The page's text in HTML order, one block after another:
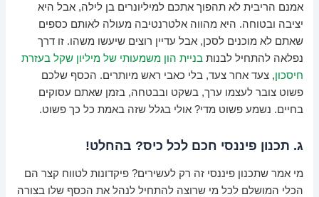
אמנם הריבית לא תהפוך אתכם למיליונרים בן לילה, אבל היא
יציבה ובטוחה. היא מהווה אלטרנטיבה מעולה לאותם כספים
שאתם לא מוכנים לסכן, אבל עדיין רוצים שיעשו משהו. זו דרך
נפלאה להתחיל לבנותבניית הון משמעותי של מיליון שקל בעזרת
חיסכון, צעד אחר צעד, בלי כאבי ראש מיותרים. הכסף שלכם
פשוט צובר לעצמו ערך, בשקט ובבטחה, בזמן שאתם עסוקים
בחיים. נשמע פשוט מדי? אולי בגלל שזה באמת כל כך פשוט.
ג. תכנון פיננסי חכם לכל כיס? בהחלט!
מי אמר שתכנון פיננסי זה רק לעשירים? פיקדונות לטווח קצר הם
הכלי המושלם לכל מי שרוצה להתחיל לנהל את הכסף שלו בצורה